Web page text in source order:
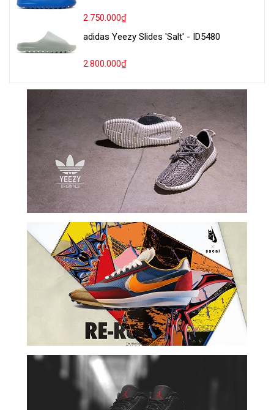
2.750.000₫
adidas Yeezy Slides 'Salt' - ID5480
2.800.000₫